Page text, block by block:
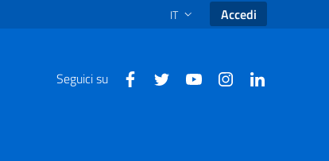
SELEZIONE LINGUA: LINGUA
IT Accedi
Seguici su